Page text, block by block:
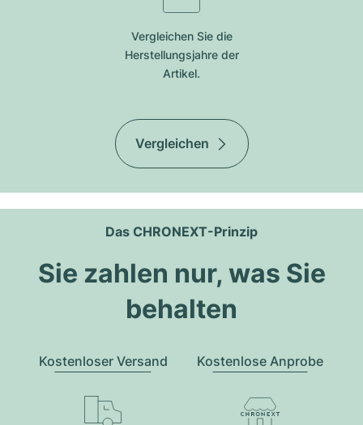
Vergleichen Sie die
Herstellungsjahre der
Artikel.
Vergleichen
Das CHRONEXT-Prinzip
Sie zahlen nur, was Sie
behalten
Kostenloser Versand Kostenlose Anprobe